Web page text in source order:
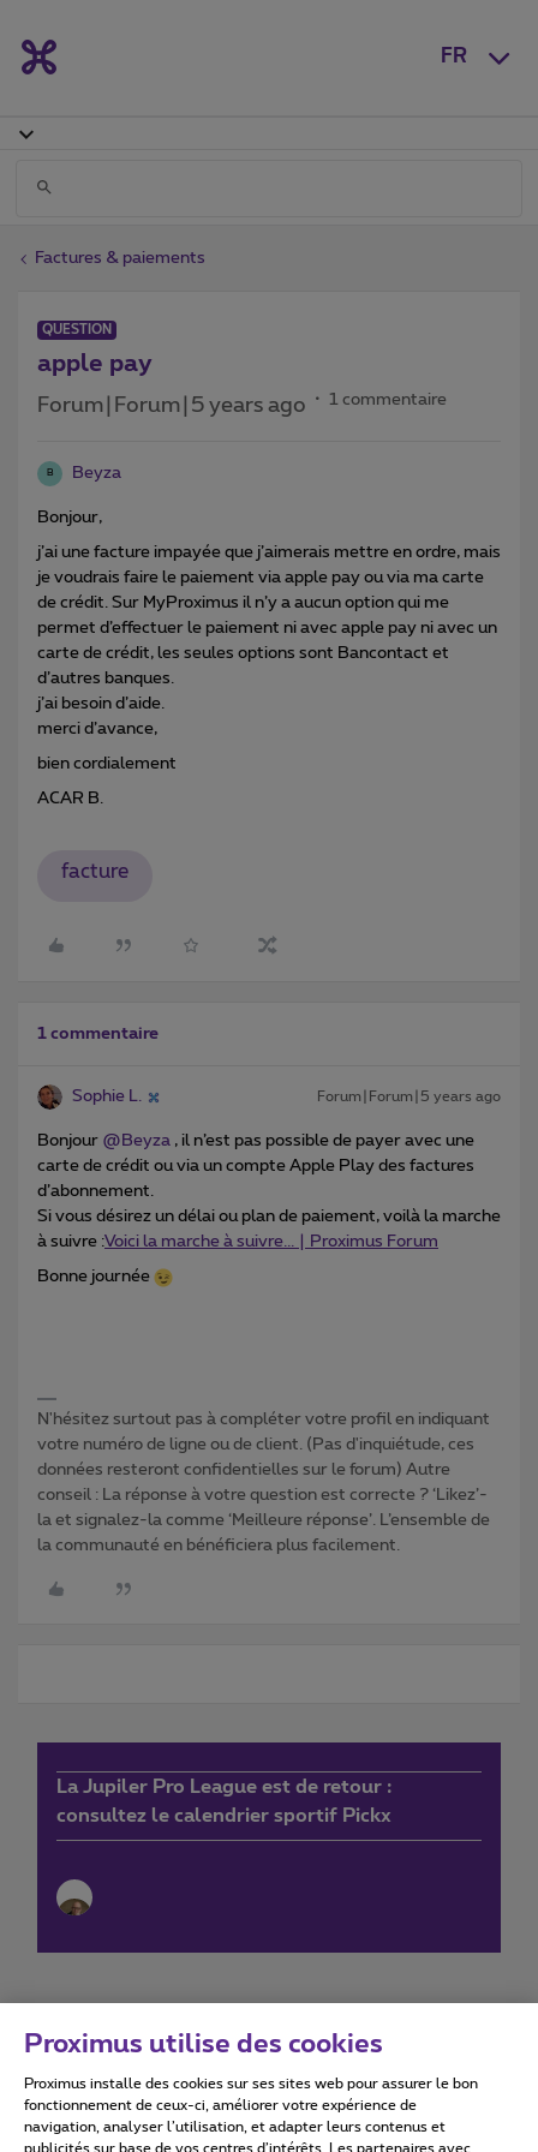
FR
Factures & paiements
QUESTION
apple pay
Forum|Forum|5 years ago 1 commentaire
B Beyza
Bonjour,
j’ai une facture impayée que j’aimerais mettre en ordre, mais
je voudrais faire le paiement via apple pay ou via ma carte
de crédit. Sur MyProximus il n’y a aucun option qui me
permet d’effectuer le paiement ni avec apple pay ni avec un
carte de crédit, les seules options sont Bancontact et
d’autres banques.
j’ai besoin d’aide.
merci d’avance,
bien cordialement
ACAR B.
facture
1 commentaire
Sophie L. Forum|Forum|5 years ago
Bonjour @Beyza , il n’est pas possible de payer avec une
carte de crédit ou via un compte Apple Play des factures
d’abonnement.
Si vous désirez un délai ou plan de paiement, voilà la marche
à suivre :Voici la marche à suivre... | Proximus Forum
Bonne journée
N'hésitez surtout pas à compléter votre profil en indiquant
votre numéro de ligne ou de client. (Pas d'inquiétude, ces
données resteront confidentielles sur le forum) Autre
conseil : La réponse à votre question est correcte ? ‘Likez’-
la et signalez-la comme ‘Meilleure réponse’. L’ensemble de
la communauté en bénéficiera plus facilement.
La Jupiler Pro League est de retour :
consultez le calendrier sportif Pickx
Conditions d'utilisation Accessibility statement
Proximus utilise des cookies
Proximus installe des cookies sur ses sites web pour assurer le bon
fonctionnement de ceux-ci, améliorer votre expérience de
navigation, analyser l’utilisation, et adapter leurs contenus et
publicités sur base de vos centres d’intérêts. Les partenaires avec